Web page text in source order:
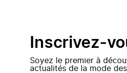
Inscrivez-
Soyez le premier à
actualités de la mode